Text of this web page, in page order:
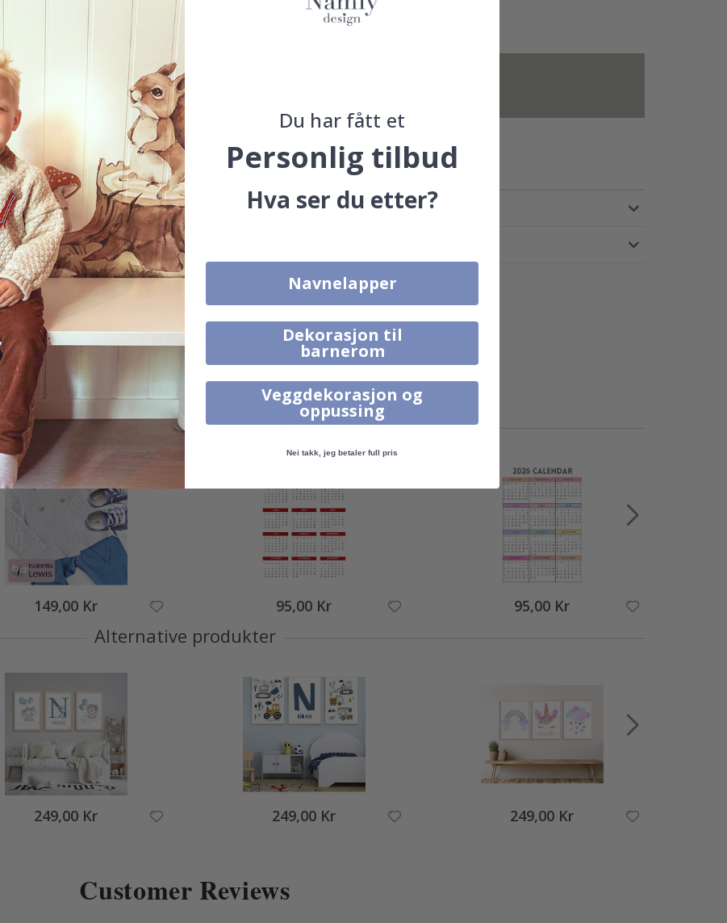
Du har lagt til 0 av 4 plakater
å få vårt fantastiske 4 for 2 tilbud. Gjelder kun plakater, rammer er ikke inkludert.
100% TILFREDSHETSGARANTI
Ekte inspirasjon fra våre fornøyde kunder!
Merk ditt med #namly_design
Produkter kjøpt sammen
149,00 Kr 95,00 Kr 95,00 Kr
Alternative produkter
249,00 Kr 249,00 Kr 249,00 Kr
Customer Reviews
Du har fått et
Personlig tilbud
Hva ser du etter?
Navnelapper
Dekorasjon til
barnerom
Veggdekorasjon og
oppussing
Nei takk, jeg betaler full pris